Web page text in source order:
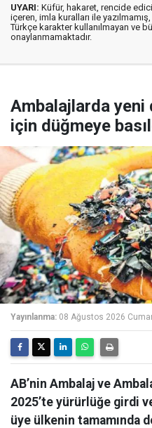
UYARI: Küfür, hakaret, rencide
içeren, imla kuralları ile yazılmamış,
Türkçe karakter kullanılmayan ve
onaylanmamaktadır.
Ambalajlarda yeni
için düğmeye
Yayınlanma: 08 Ağustos 2026
AB’nin Ambalaj ve
2025’te yürürlüğe girdi
üye ülkenin tamamında